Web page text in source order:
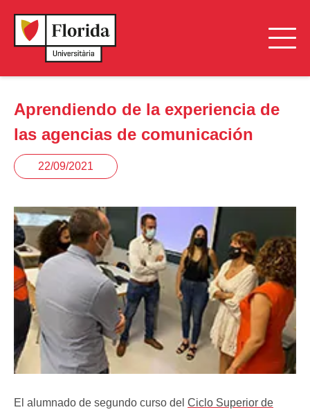
Aprendiendo de la experiencia de
las agencias de comunicación
22/09/2021
El alumnado de segundo curso del Ciclo Superior de